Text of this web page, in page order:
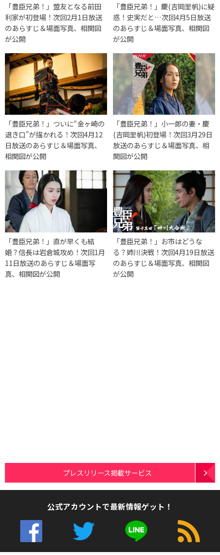
「豊臣兄弟！」盟友となる前田
利家が初登場！次回2月1日放送
のあらすじ＆場面写真、相関図
が公開
「豊臣兄弟！」慶(吉岡里帆)に疑
惑！史実だと…次回4月5日放送
のあらすじ＆場面写真、相関図
が公開
「豊臣兄弟！」ついに“金ヶ崎の
退き口”が描かれる！次回4月12
日放送のあらすじ＆場面写真、
相関図が公開
「豊臣兄弟！」小一郎の妻・慶
(吉岡里帆)初登場！次回3月29日
放送のあらすじ＆場面写真、相
関図が公開
「豊臣兄弟！」直が早くも結
婚？信長は岩倉城攻め！次回1月
11日放送のあらすじ＆場面写
真、相関図が公開
「豊臣兄弟！」お市はどうな
る？姉川決戦！次回4月19日放送
のあらすじ＆場面写真、相関図
が公開
プレスリリース掲載サービス
公式アカウントで最新情報ゲット！